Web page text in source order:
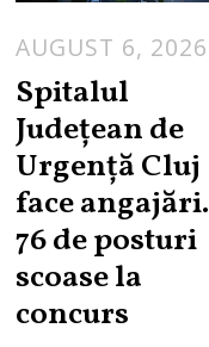
AUGUST 6, 2026
Spitalul
Județean de
Urgență Cluj
face angajări.
76 de posturi
scoase la
concurs